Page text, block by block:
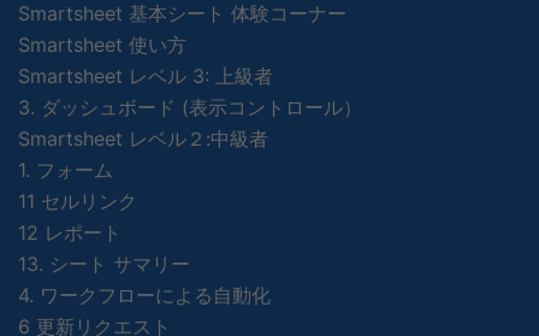
Smartsheet 基本シート 体験コーナー
Smartsheet 使い方
Smartsheet レベル 3: 上級者
3. ダッシュボード (表示コントロール）
Smartsheet レベル２:中級者
1. フォーム
11 セルリンク
12 レポート
13. シート サマリー
4. ワークフローによる自動化
6 更新リクエスト